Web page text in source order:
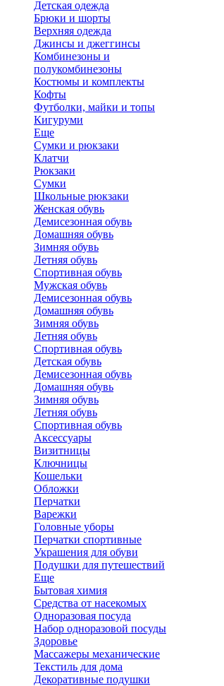
Детская одежда
Брюки и шорты
Верхняя одежда
Джинсы и джеггинсы
Комбинезоны и
полукомбинезоны
Костюмы и комплекты
Кофты
Футболки, майки и топы
Кигуруми
Еще
Сумки и рюкзаки
Клатчи
Рюкзаки
Сумки
Школьные рюкзаки
Женская обувь
Демисезонная обувь
Домашняя обувь
Зимняя обувь
Летняя обувь
Спортивная обувь
Мужская обувь
Демисезонная обувь
Домашняя обувь
Зимняя обувь
Летняя обувь
Спортивная обувь
Детская обувь
Демисезонная обувь
Домашняя обувь
Зимняя обувь
Летняя обувь
Спортивная обувь
Аксессуары
Визитницы
Ключницы
Кошельки
Обложки
Перчатки
Варежки
Головные уборы
Перчатки спортивные
Украшения для обуви
Подушки для путешествий
Еще
Бытовая химия
Средства от насекомых
Одноразовая посуда
Набор одноразовой посуды
Здоровье
Массажеры механические
Текстиль для дома
Декоративные подушки